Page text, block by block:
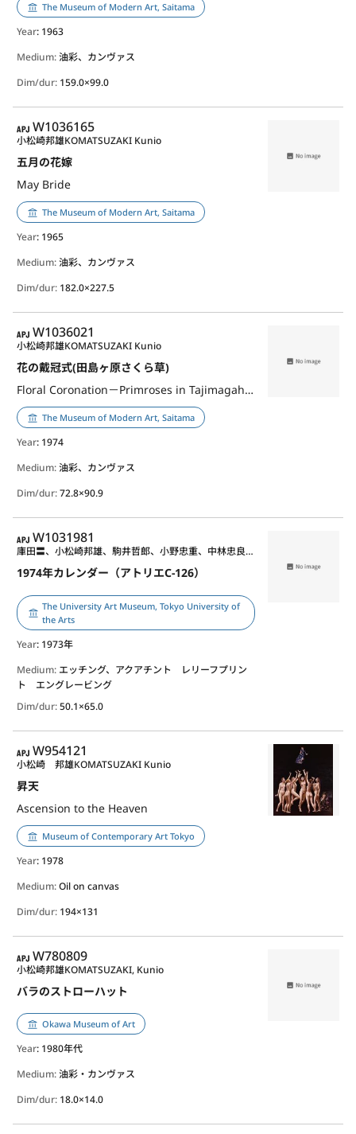
The Museum of Modern Art, Saitama
Year: 1963
Medium:油彩、カンヴァス
Dim/dur: 159.0×99.0
APJ
W1036165
五月の花嫁
May Bride
小松崎邦雄KOMATSUZAKI Kunio
The Museum of Modern Art, Saitama
Year: 1965
Medium:油彩、カンヴァス
Dim/dur: 182.0×227.5
APJ
W1036021
花の戴冠式(田島ヶ原さくら草)
Floral Coronation－Primroses in Tajimagahara
小松崎邦雄KOMATSUZAKI Kunio
The Museum of Modern Art, Saitama
Year: 1974
Medium:油彩、カンヴァス
Dim/dur:72.8×90.9
APJ
W1031981
1974年カレンダー（アトリエC-126）
庫田〓、小松崎邦雄、駒井哲郎、小野忠重、中林忠良、田村文雄、東京芸術大学版画研究室、原健、東谷武美、小山松隆、野見山暁治、福岡奉彦
The University Art Museum, Tokyo University of
the Arts
Year: 1973年
Medium: エッチング、アクアチント レリーフプリン
ト エングレービング
Dim/dur:50.1×65.0
APJ
W954121
昇天
Ascension to the Heaven
小松崎 邦雄KOMATSUZAKI Kunio
Museum of Contemporary Art Tokyo
Year: 1978
Medium:Oil on canvas
Dim/dur: 194×131
APJ
W780809
バラのストローハット
小松崎邦雄KOMATSUZAKI, Kunio
Okawa Museum of Art
Year: 1980年代
Medium:油彩・カンヴァス
Dim/dur: 18.0×14.0